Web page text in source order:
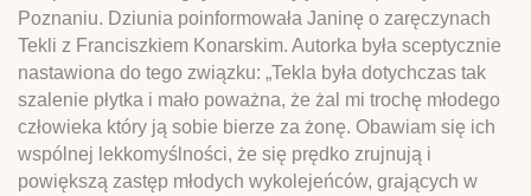
Poznaniu. Dziunia poinformowała Janinę o zaręczynach
Tekli z Franciszkiem Konarskim. Autorka była sceptycznie
nastawiona do tego związku: „Tekla była dotychczas tak
szalenie płytka i mało poważna, że żal mi trochę młodego
człowieka który ją sobie bierze za żonę. Obawiam się ich
wspólnej lekkomyślności, że się prędko zrujnują i
powiększą zastęp młodych wykolejeńców, grających w